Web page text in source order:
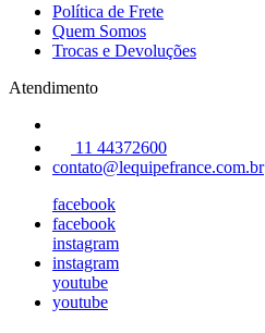
Política de Frete
Quem Somos
Trocas e Devoluções
Atendimento
11 44372600
contato@lequipefrance.com.br
facebook
facebook
instagram
instagram
youtube
youtube